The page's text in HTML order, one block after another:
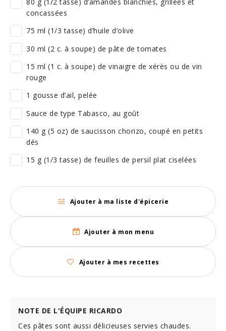
concassées
75 ml (1/3 tasse) d’huile d’olive
30 ml (2 c. à soupe) de pâte de tomates
15 ml (1 c. à soupe) de vinaigre de xérès ou de vin
rouge
1 gousse d’ail, pelée
Sauce de type Tabasco, au goût
140 g (5 oz) de saucisson chorizo, coupé en petits
dés
15 g (1/3 tasse) de feuilles de persil plat ciselées
Ajouter à ma liste d'épicerie
Ajouter à mon menu
Ajouter à mes recettes
NOTE DE L'ÉQUIPE RICARDO
Ces pâtes sont aussi délicieuses servies chaudes.